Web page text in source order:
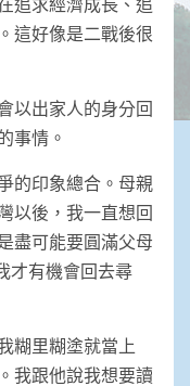
這好像是二戰後很
以出家人的身分回
事情。
的印象總合。母親
以後，我一直想回
盡可能要圓滿父母
才有機會回去尋
糊里糊塗就當上
我跟他說我想要讀